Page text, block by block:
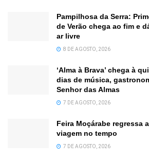
Pampilhosa da Serra:
de Verão chega ao fim e
ar livre
8 DE AGOSTO, 2026
‘Alma à Brava’ chega à
dias de música,
Senhor das Almas
7 DE AGOSTO, 2026
Feira Moçárabe regressa
viagem no tempo
7 DE AGOSTO, 2026